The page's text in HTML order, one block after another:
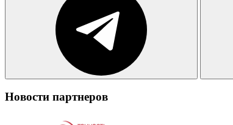
Новости партнеров